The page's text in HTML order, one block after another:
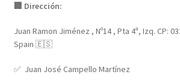
🏢 Dirección:
Juan Ramon Jiménez , Nº14 , Pta 4ª, Izq. CP:
Spain 🇪🇸
✅ Juan José Campello Martínez